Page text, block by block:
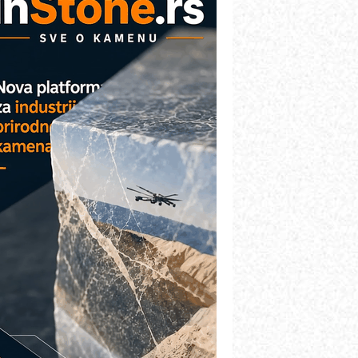
različitih oblika